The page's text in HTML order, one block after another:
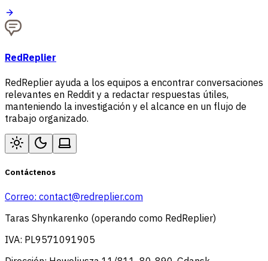
RedReplier
RedReplier ayuda a los equipos a encontrar conversaciones
relevantes en Reddit y a redactar respuestas útiles,
manteniendo la investigación y el alcance en un flujo de
trabajo organizado.
Contáctenos
Correo: contact@redreplier.com
Taras Shynkarenko (operando como RedReplier)
IVA: PL9571091905